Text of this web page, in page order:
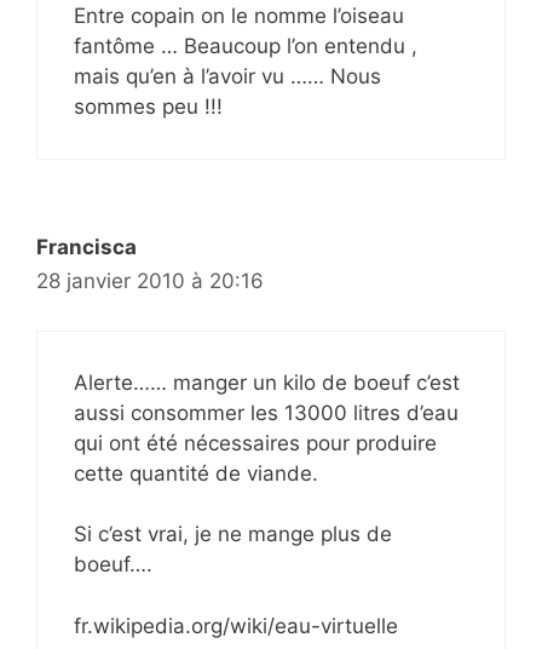
Entre copain on le nomme l’oiseau
fantôme … Beaucoup l’on entendu ,
mais qu’en à l’avoir vu …… Nous
sommes peu !!!
Francisca
28 janvier 2010 à 20:16
Alerte…… manger un kilo de boeuf c’est
aussi consommer les 13000 litres d’eau
qui ont été nécessaires pour produire
cette quantité de viande.
Si c’est vrai, je ne mange plus de
boeuf….
fr.wikipedia.org/wiki/eau-virtuelle